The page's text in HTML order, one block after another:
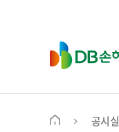
D
B
보
메
공시실